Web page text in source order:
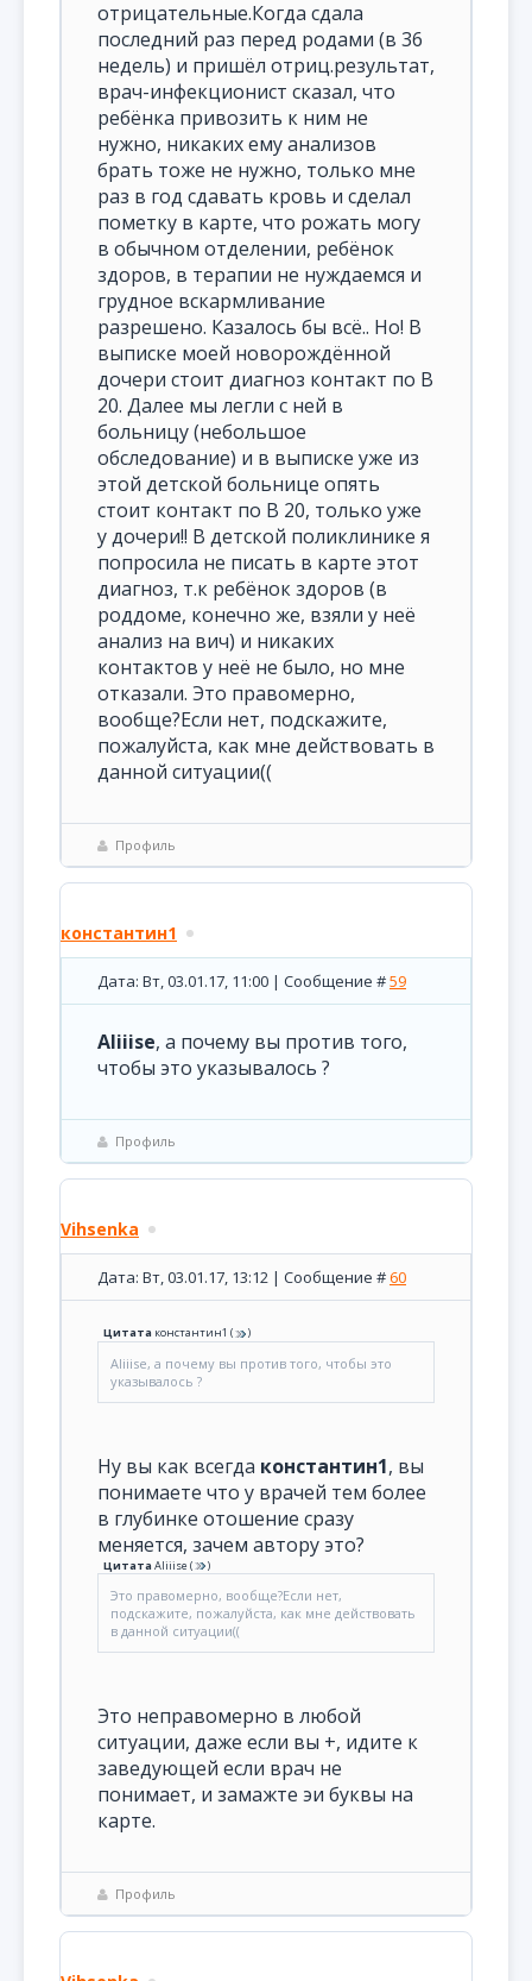
отрицательные.Когда сдала
последний раз перед родами (в 36
недель) и пришёл отриц.результат,
врач-инфекционист сказал, что
ребёнка привозить к ним не
нужно, никаких ему анализов
брать тоже не нужно, только мне
раз в год сдавать кровь и сделал
пометку в карте, что рожать могу
в обычном отделении, ребёнок
здоров, в терапии не нуждаемся и
грудное вскармливание
разрешено. Казалось бы всё.. Но! В
выписке моей новорождённой
дочери стоит диагноз контакт по В
20. Далее мы легли с ней в
больницу (небольшое
обследование) и в выписке уже из
этой детской больнице опять
стоит контакт по В 20, только уже
у дочери!! В детской поликлинике я
попросила не писать в карте этот
диагноз, т.к ребёнок здоров (в
роддоме, конечно же, взяли у неё
анализ на вич) и никаких
контактов у неё не было, но мне
отказали. Это правомерно,
вообще?Если нет, подскажите,
пожалуйста, как мне действовать в
данной ситуации((
Профиль
константин1
Дата: Вт, 03.01.17, 11:00 | Сообщение #59
Aliiise, а почему вы против того,
чтобы это указывалось ?
Профиль
Vihsenka
Дата: Вт, 03.01.17, 13:12 | Сообщение #60
Цитата константин1 ( )
Aliiise, а почему вы против того, чтобы это
указывалось ?
Ну вы как всегда константин1, вы
понимаете что у врачей тем более
в глубинке отошение сразу
меняется, зачем автору это?
ЦитатаAliiise ( )
Это правомерно, вообще?Если нет,
подскажите, пожалуйста, как мне действовать
в данной ситуации((
Это неправомерно в любой
ситуации, даже если вы +, идите к
заведующей если врач не
понимает, и замажте эи буквы на
карте.
Профиль